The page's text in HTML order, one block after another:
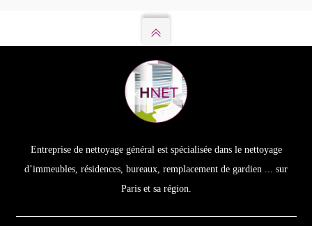
Entreprise de nettoyage général est spécialisée dans le nettoyage
d’immeubles, résidences, bureaux, remplacement de gardien ... sur
Paris et sa région.